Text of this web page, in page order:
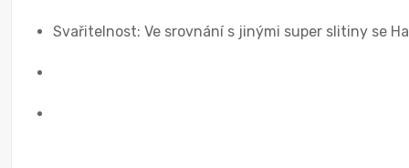
Svařitelnost: Ve srovnání s jinými super slitiny se